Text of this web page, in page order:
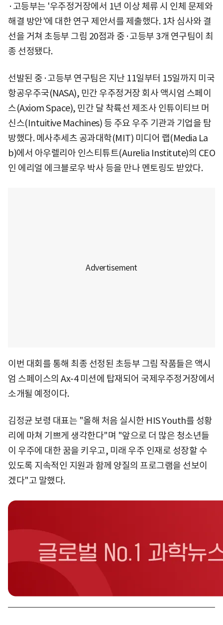
·고등부는 '우주정거장에서 1년 이상 체류 시 인체 문제와
해결 방안'에 대한 연구 제안서를 제출했다. 1차 심사와 결
선을 거쳐 초등부 그림 20점과 중·고등부 3개 연구팀이 최
종 선정됐다.
선발된 중·고등부 연구팀은 지난 11일부터 15일까지 미국
항공우주국(NASA), 민간 우주정거장 회사 액시엄 스페이
스(Axiom Space), 민간 달 착륙선 제조사 인튜이티브 머
신스(Intuitive Machines) 등 주요 우주 기관과 기업을 탐
방했다. 메사추세츠 공과대학(MIT) 미디어 랩(Media La
b)에서 아우렐리아 인스티튜트(Aurelia Institute)의 CEO
인 에리얼 에크블로우 박사 등을 만나 멘토링도 받았다.
이번 대회를 통해 최종 선정된 초등부 그림 작품들은 액시
엄 스페이스의 Ax-4 미션에 탑재되어 국제우주정거장에서
소개될 예정이다.
김정균 보령 대표는 "올해 처음 실시한 HIS Youth를 성황
리에 마쳐 기쁘게 생각한다"며 "앞으로 더 많은 청소년들
이 우주에 대한 꿈을 키우고, 미래 우주 인재로 성장할 수
있도록 지속적인 지원과 함께 양질의 프로그램을 선보이
겠다"고 말했다.